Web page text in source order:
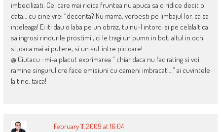
imbecilizati. Cei care mai ridica fruntea nu apuca sa o ridice decit o
data… cu cine vrei “decenta? Nu mama, vorbesti pe limbajul lor, ca sa
inteleaga! Ei iti dau o laba pe un obraz, tu nu-l intorci si pe celalalt ca
sa ingrosi rindurile prostimii, ci le tragi un pumn in bot, altul in ochi
si ,daca mai ai putere, si un sut intre picioare!
@ Ciutacu : mi-a placut exprimarea ” chiar daca nu fac rating si voi
ramine singurul cre face emisiuni cu oameni imbracati…” ai cuvintele
la tine, taica!
February 11, 2009 at 16:04